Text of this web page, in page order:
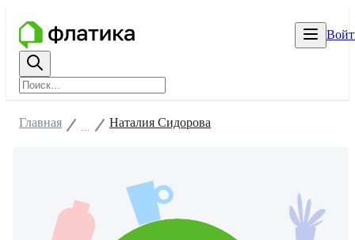
Главная Наталия Сидорова